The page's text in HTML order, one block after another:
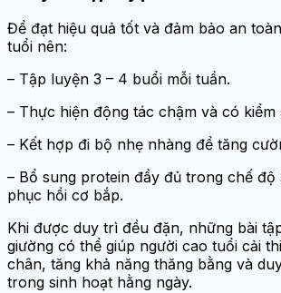
Để đạt hiệu quả tốt và đảm bảo an
tuổi nên:
– Tập luyện 3 – 4 buổi mỗi tuần.
– Thực hiện động tác chậm và có kiểm
– Kết hợp đi bộ nhẹ nhàng để tăng
– Bổ sung protein đầy đủ trong chế
phục hồi cơ bắp.
Khi được duy trì đều đặn, những bài
giường có thể giúp người cao tuổi cải
chân, tăng khả năng thăng bằng và
trong sinh hoạt hằng ngày.